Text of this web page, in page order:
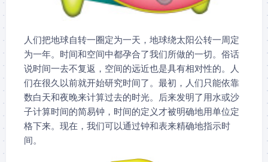
人们把地球自转一圈定为一天，地球绕太阳公转一周定
为一年。时间和空间中都孕合了我们所做的一切。俗话
说时间一去不复返，空间的远近也是具有相对性的。人
们在很久以前就开始研究时间了。最初，人们只能依靠
数白天和夜晚来计算过去的时光。后来发明了用水或沙
子计算时间的简易钟，时间的定义才被明确地用单位定
格下来。现在，我们可以通过钟和表来精确地指示时
间。